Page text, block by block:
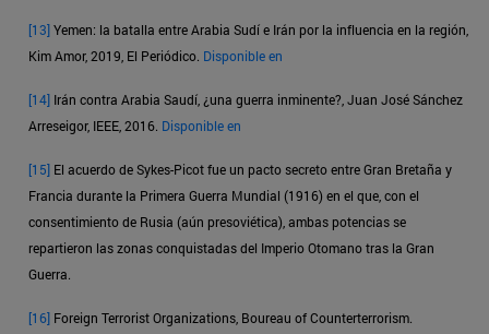
[13]Yemen: la batalla entre Arabia Sudí e Irán por la influencia en la región,
Kim Amor, 2019, El Periódico. Disponible en
[14] Irán contra Arabia Saudí, ¿una guerra inminente?, Juan José Sánchez
Arreseigor, IEEE, 2016. Disponible en
[15] El acuerdo de Sykes-Picot fue un pacto secreto entre Gran Bretaña y
Francia durante la Primera Guerra Mundial (1916) en el que, con el
consentimiento de Rusia (aún presoviética), ambas potencias se
repartieron las zonas conquistadas del Imperio Otomano tras la Gran
Guerra.
[16] Foreign Terrorist Organizations, Boureau of Counterterrorism.